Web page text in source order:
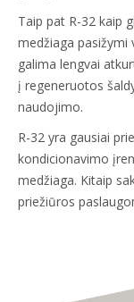
Taip pat R-32 kaip
medžiaga pasižymi
galima lengvai
į regeneruotos
naudojimo.
R-32 yra gausiai
kondicionavimo
medžiaga. Kitaip
priežiūros